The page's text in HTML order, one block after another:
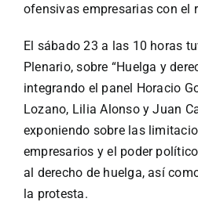
ofensivas empresarias con el
El sábado 23 a las 10 horas
Plenario, sobre “Huelga y
integrando el panel Horacio
Lozano, Lilia Alonso y Juan
exponiendo sobre las
empresarios y el poder
al derecho de huelga, así
la protesta.